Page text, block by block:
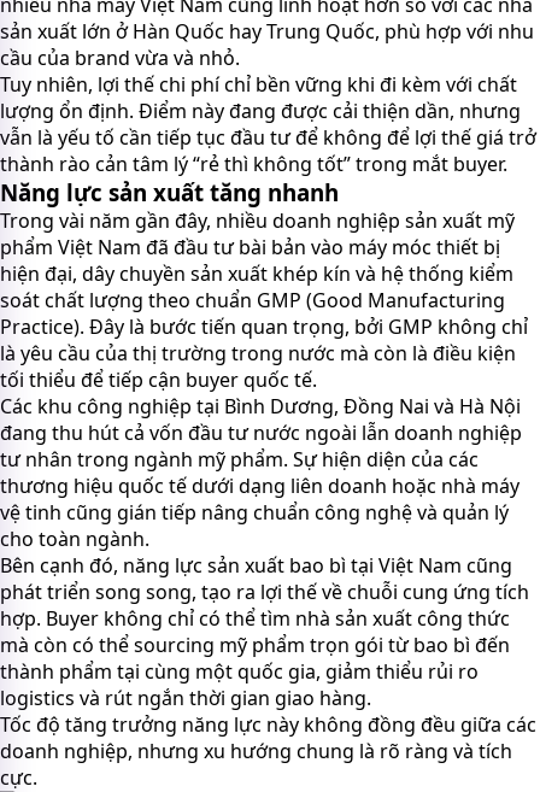
sản xuất lớn ở Hàn Quốc hay Trung Quốc, phù hợp với nhu
cầu của brand vừa và nhỏ.
Tuy nhiên, lợi thế chi phí chỉ bền vững khi đi kèm với chất
lượng ổn định. Điểm này đang được cải thiện dần, nhưng
vẫn là yếu tố cần tiếp tục đầu tư để không để lợi thế giá trở
thành rào cản tâm lý “rẻ thì không tốt” trong mắt buyer.
Năng lực sản xuất tăng nhanh
Trong vài năm gần đây, nhiều doanh nghiệp sản xuất mỹ
phẩm Việt Nam đã đầu tư bài bản vào máy móc thiết bị
hiện đại, dây chuyền sản xuất khép kín và hệ thống kiểm
soát chất lượng theo chuẩn GMP (Good Manufacturing
Practice). Đây là bước tiến quan trọng, bởi GMP không chỉ
là yêu cầu của thị trường trong nước mà còn là điều kiện
tối thiểu để tiếp cận buyer quốc tế.
Các khu công nghiệp tại Bình Dương, Đồng Nai và Hà Nội
đang thu hút cả vốn đầu tư nước ngoài lẫn doanh nghiệp
tư nhân trong ngành mỹ phẩm. Sự hiện diện của các
thương hiệu quốc tế dưới dạng liên doanh hoặc nhà máy
vệ tinh cũng gián tiếp nâng chuẩn công nghệ và quản lý
cho toàn ngành.
Bên cạnh đó, năng lực sản xuất bao bì tại Việt Nam cũng
phát triển song song, tạo ra lợi thế về chuỗi cung ứng tích
hợp. Buyer không chỉ có thể tìm nhà sản xuất công thức
mà còn có thể sourcing mỹ phẩm trọn gói từ bao bì đến
thành phẩm tại cùng một quốc gia, giảm thiểu rủi ro
logistics và rút ngắn thời gian giao hàng.
Tốc độ tăng trưởng năng lực này không đồng đều giữa các
doanh nghiệp, nhưng xu hướng chung là rõ ràng và tích
cực.